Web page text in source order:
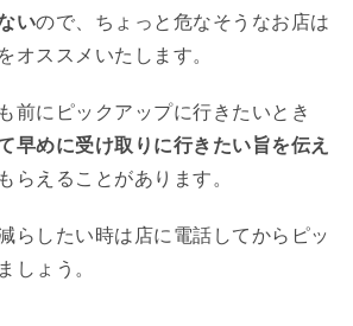
いので、ちょっと危なそうなお店は
オススメいたします。
前にピックアップに行きたいとき
早めに受け取りに行きたい旨を伝え
らえることがあります。
らしたい時は店に電話してからピッ
しょう。